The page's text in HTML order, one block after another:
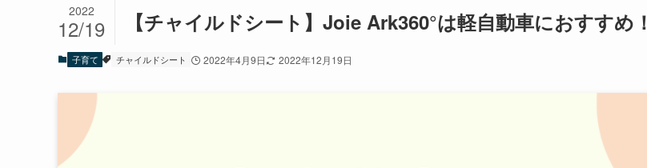
【チャイルドシート】Joie Ark360°は軽自動車におすすめ！
2022
12/19
子育て チャイルドシート 2022年4月9日 2022年12月19日